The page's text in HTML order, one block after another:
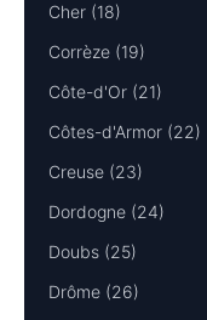
Cher (18)
Corrèze (19)
Côte-d'Or (21)
Côtes-d'Armor (22)
Creuse (23)
Dordogne (24)
Doubs (25)
Drôme (26)